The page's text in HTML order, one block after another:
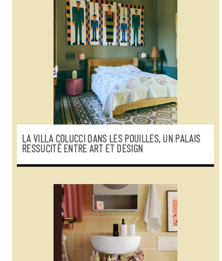
LA VILLA COLUCCI DANS LES POUILLES, UN PALAIS
RESSUCITÉ ENTRE ART ET DESIGN